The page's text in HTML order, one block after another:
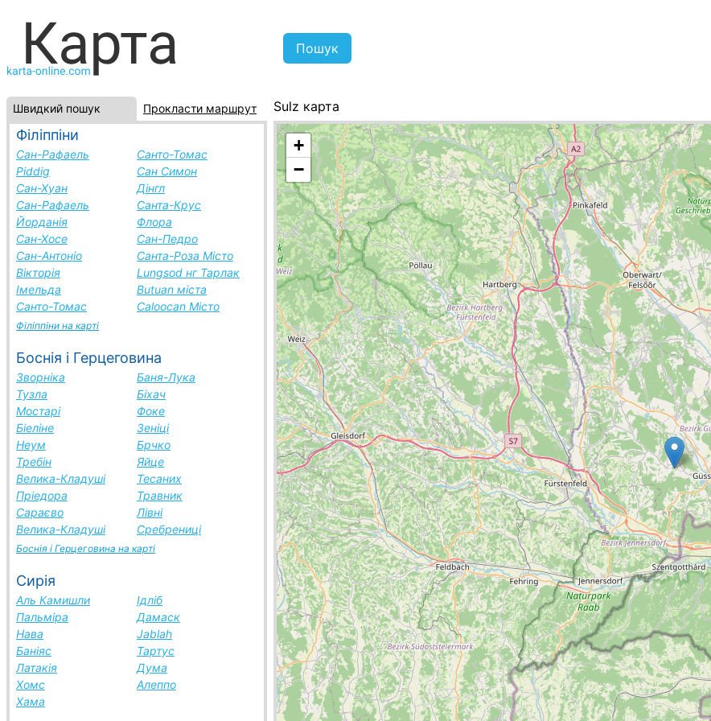
Швидкий пошук Прокласти маршрут
Філіппіни
Сан-Рафаель
Санто-Томас
Piddig
Сан Симон
Сан-Хуан
Дінгл
Сан-Рафаель
Санта-Крус
Йорданія
Флора
Сан-Хосе
Сан-Педро
Сан-Антоніо
Санта-Роза Місто
Вікторія
Lungsod нг Тарлак
Імельда
Butuan міста
Санто-Томас
Caloocan Місто
Філіппіни на карті
Боснія і Герцеговина
Зворніка
Баня-Лука
Тузла
Біхач
Мостарі
Фоке
Біеліне
Зеніці
Неум
Брчко
Требін
Яйце
Велика-Кладуші
Тесаних
Пріедора
Травник
Сараєво
Лівні
Велика-Кладуші
Сребрениці
Боснія і Герцеговина на карті
Сирія
Аль Камишли
Ідліб
Пальміра
Дамаск
Нава
Jablah
Баніяс
Тартус
Латакія
Дума
Хомс
Алеппо
Хама
Sulz карта
Австрія, список міст
+
−